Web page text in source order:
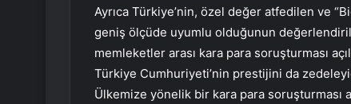
Ayrıca Türkiye’nin, özel değer atfedilen ve
geniş ölçüde uyumlu olduğunun
memleketler arası kara para soruşturması
Türkiye Cumhuriyeti’nin prestijini da
Ülkemize yönelik bir kara para soruşturması